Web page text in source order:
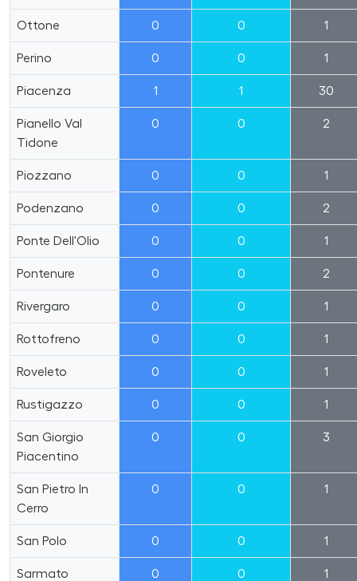
Ottone 0 0 1
Perino 0 0 1
Piacenza 1 1 30
Pianello Val
Tidone
0 0 2
Piozzano 0 0 1
Podenzano 0 0 2
Ponte Dell'Olio 0 0 1
Pontenure 0 0 2
Rivergaro 0 0 1
Rottofreno 0 0 1
Roveleto 0 0 1
Rustigazzo 0 0 1
San Giorgio
Piacentino
0 0 3
San Pietro In
Cerro
0 0 1
San Polo 0 0 1
Sarmato 0 0 1